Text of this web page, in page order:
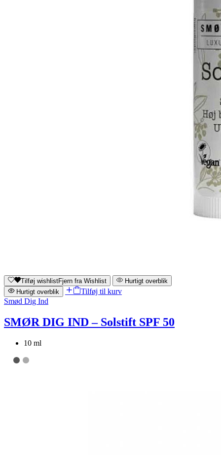
Tilføj wishlistFjern fra Wishlist
Hurtigt overblik
Hurtigt overblik
Tilføj til kurv
Smød Dig Ind
SMØR DIG IND – Solstift SPF 50
10 ml